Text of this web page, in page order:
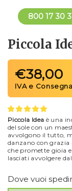
800 17 30
Piccola
€38,00
Piccola Idea è una
del sole con un
avvolgono il tutto,
danzano con
che promette gioia
lasciati avvolgere
Dove vuoi